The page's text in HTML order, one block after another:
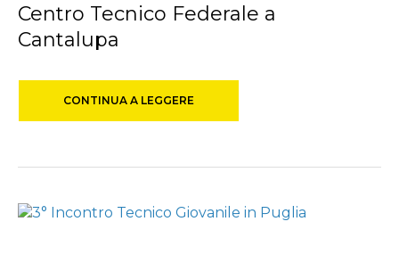
Centro Tecnico Federale a
Cantalupa
CONTINUA A LEGGERE